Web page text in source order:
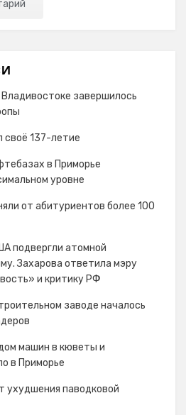
завершилось
своё 137-летие
в Приморье
уровне
от абитуриентов более 100
подвергли атомной
Захарова ответила мэру
и критику РФ
заводе началось
машин в кюветы и
в Приморье
ухудшения паводковой